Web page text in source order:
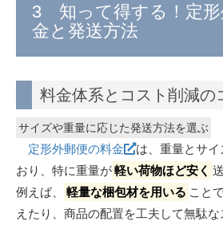
3 知って得する！定形
金と発送方法
料金体系とコスト削減の
サイズや重量に応じた発送方法を選ぶ
定形外郵便の料金
は、重量とサ
おり、特に重量が軽い荷物ほど安く
例えば、
軽量な梱包材を用いる こと
えたり、商品の配置を工夫して無駄な